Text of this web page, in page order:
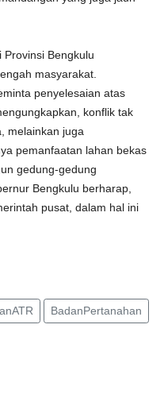
Bengkulu
masyarakat.
penyelesaian atas
konflik tak
melainkan juga
pemanfaatan lahan bekas
gedung-gedung
Bengkulu berharap,
pusat, dalam hal ini
BadanPertanahan